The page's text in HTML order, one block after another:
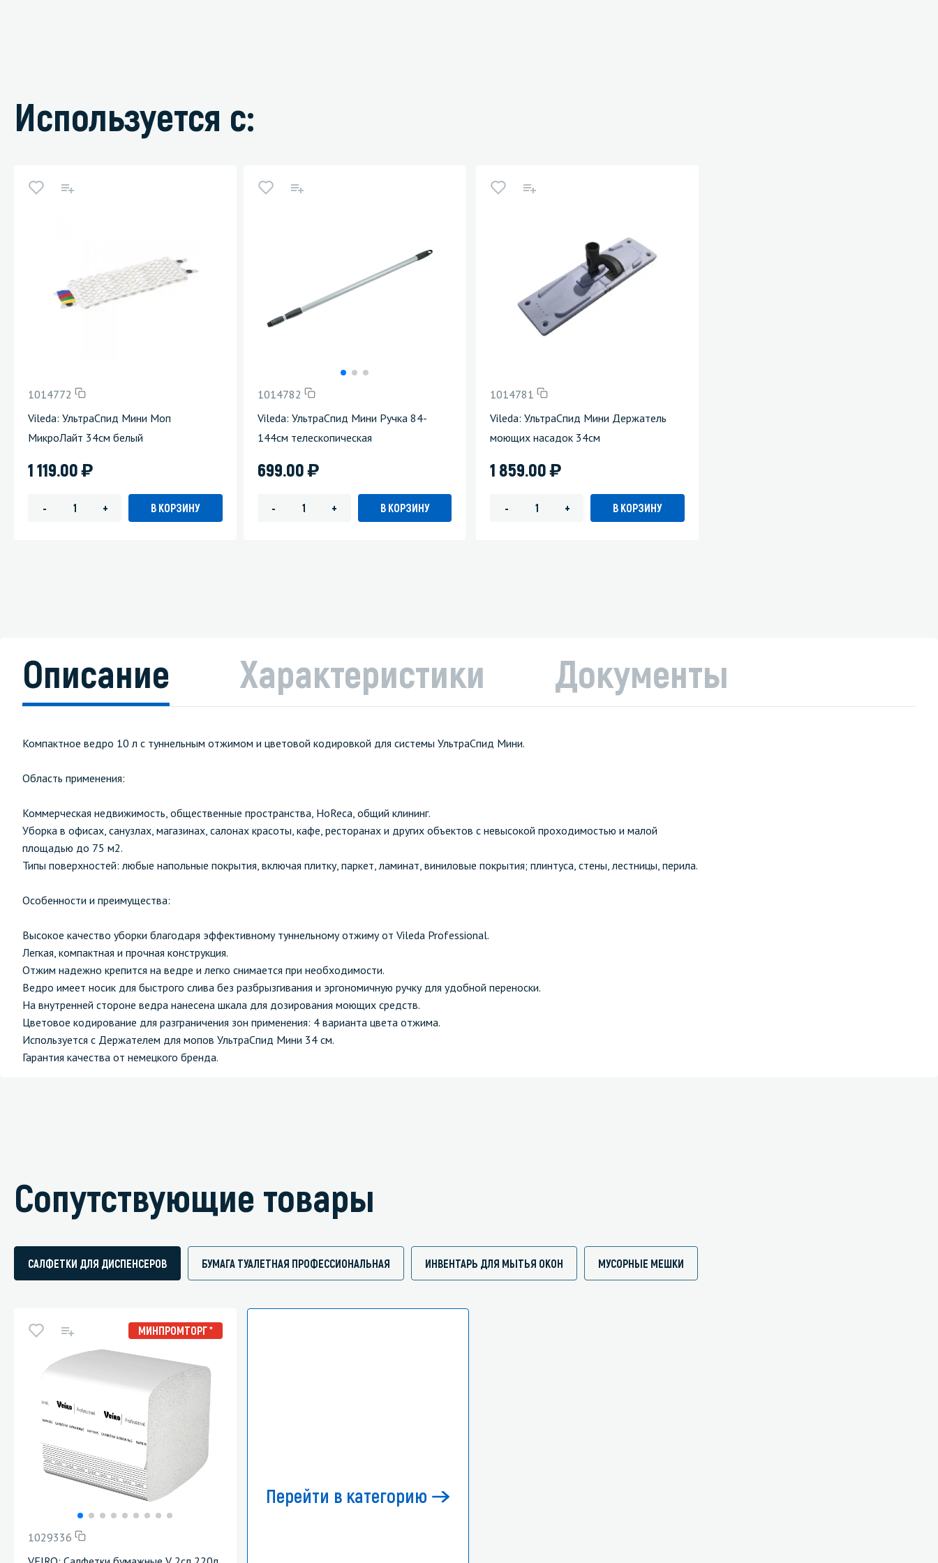
Используется с:
1014772
Vileda: УльтраСпид Мини Моп
МикроЛайт 34см белый
1 119.00)
- + В КОРЗИНУ
1014782
Vileda: УльтраСпид Мини Ручка 84-
144см телескопическая
699.00)
- + В КОРЗИНУ
1014781
Vileda: УльтраСпид Мини Держатель
моющих насадок 34см
1 859.00)
- + В КОРЗИНУ
Описание Характеристики Документы
Компактное ведро 10 л с туннельным отжимом и цветовой кодировкой для системы УльтраСпид Мини.
Область применения:
Коммерческая недвижимость, общественные пространства, HoReca, общий клининг.
Уборка в офисах, санузлах, магазинах, салонах красоты, кафе, ресторанах и других объектов с невысокой проходимостью и малой
площадью до 75 м2.
Типы поверхностей: любые напольные покрытия, включая плитку, паркет, ламинат, виниловые покрытия; плинтуса, стены, лестницы, перила.
Особенности и преимущества:
Высокое качество уборки благодаря эффективному туннельному отжиму от Vileda Professional.
Легкая, компактная и прочная конструкция.
Отжим надежно крепится на ведре и легко снимается при необходимости.
Ведро имеет носик для быстрого слива без разбрызгивания и эргономичную ручку для удобной переноски.
На внутренней стороне ведра нанесена шкала для дозирования моющих средств.
Цветовое кодирование для разграничения зон применения: 4 варианта цвета отжима.
Используется с Держателем для мопов УльтраСпид Мини 34 см.
Гарантия качества от немецкого бренда.
Сопутствующие товары
САЛФЕТКИ ДЛЯ ДИСПЕНСЕРОВ БУМАГА ТУАЛЕТНАЯ ПРОФЕССИОНАЛЬНАЯ ИНВЕНТАРЬ ДЛЯ МЫТЬЯ ОКОН МУСОРНЫЕ МЕШКИ
МИНПРОМТОРГ *
1029336
Перейти в категорию